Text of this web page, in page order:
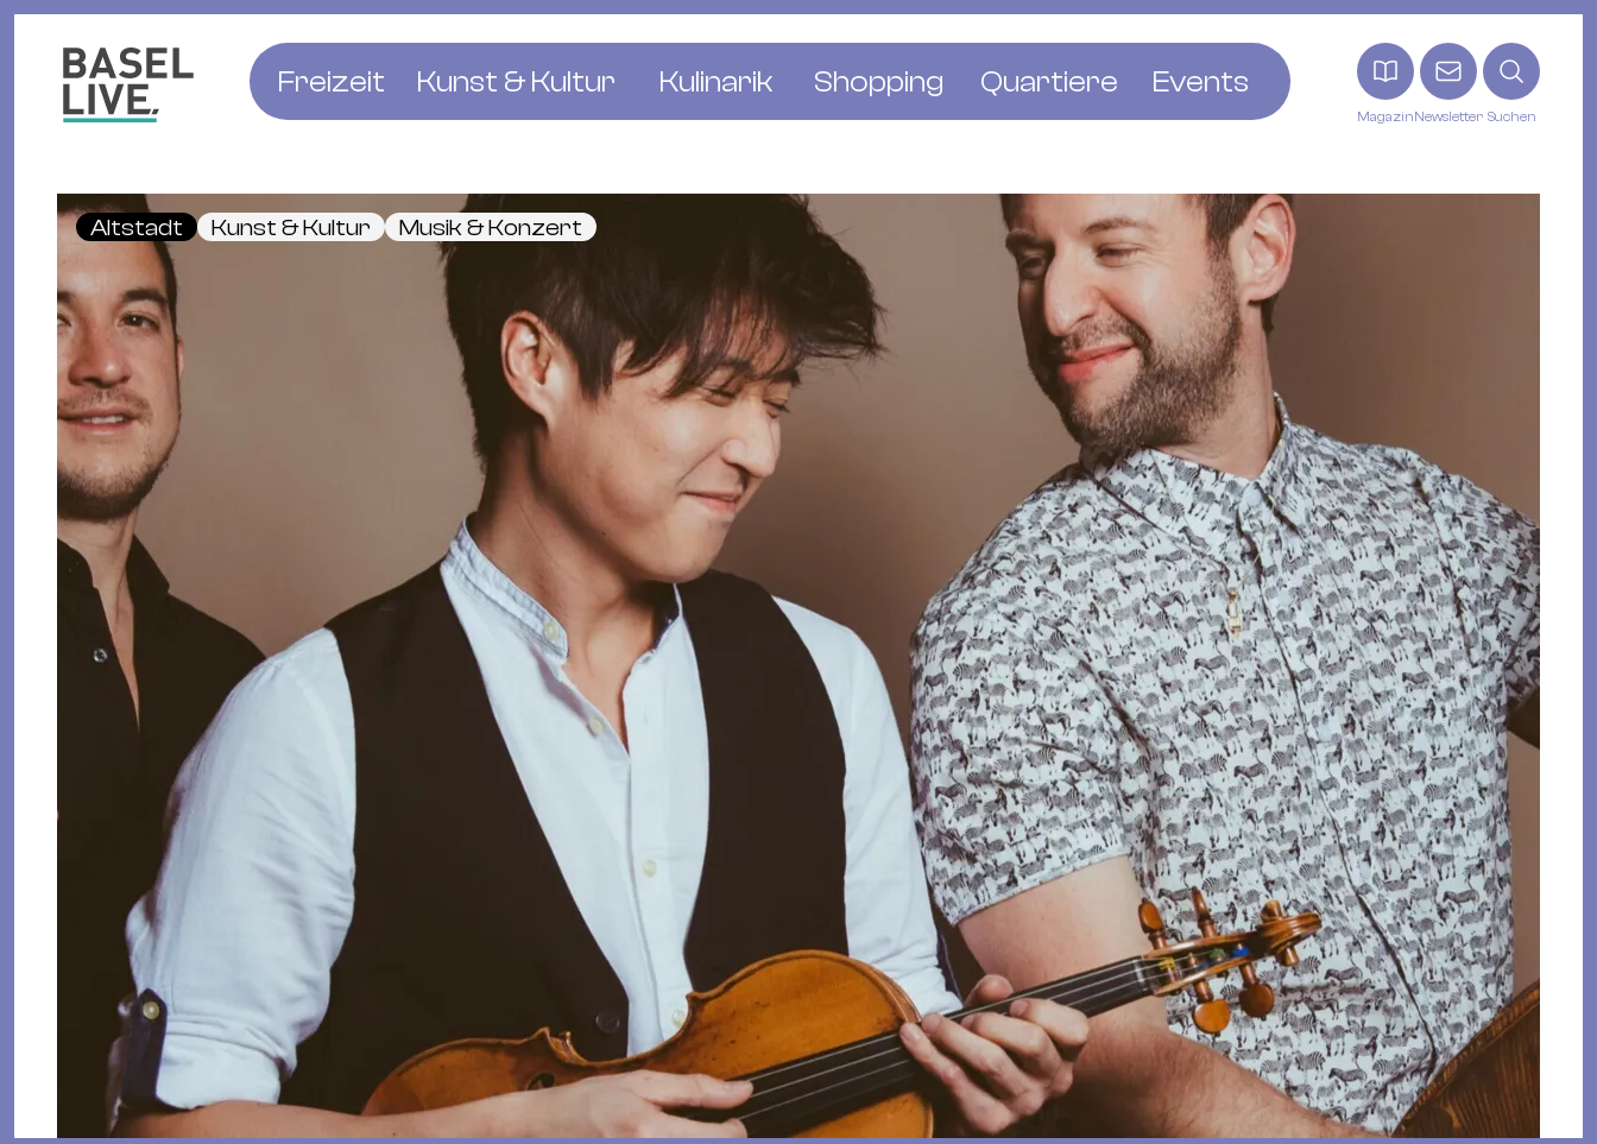
MagazinNewsletter Suchen
Freizeit
Club & Party
Familie & Kinder
Natur & Parks
Kunst & Kultur
Theater
Galerien & Ausstellungen
Literatur & Bücher
Kulinarik
Bars & Pubs
Cafés & Tea Rooms
Bäckereien & Konditoreien
Shopping
Concept Stores
Wohnen & Leben
Schmuck & Uhren
Blumen & Pflanzen
Quartiere
Bachletten
Gundeldingen
Kleinbasel
Klybeck
St. Johann
Wettstein
Events
Altstadt Kunst & Kultur Musik & Konzert